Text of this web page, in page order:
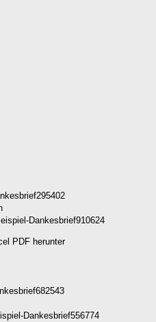
Dankesbrief910624
PDF herunter
Dankesbrief556774